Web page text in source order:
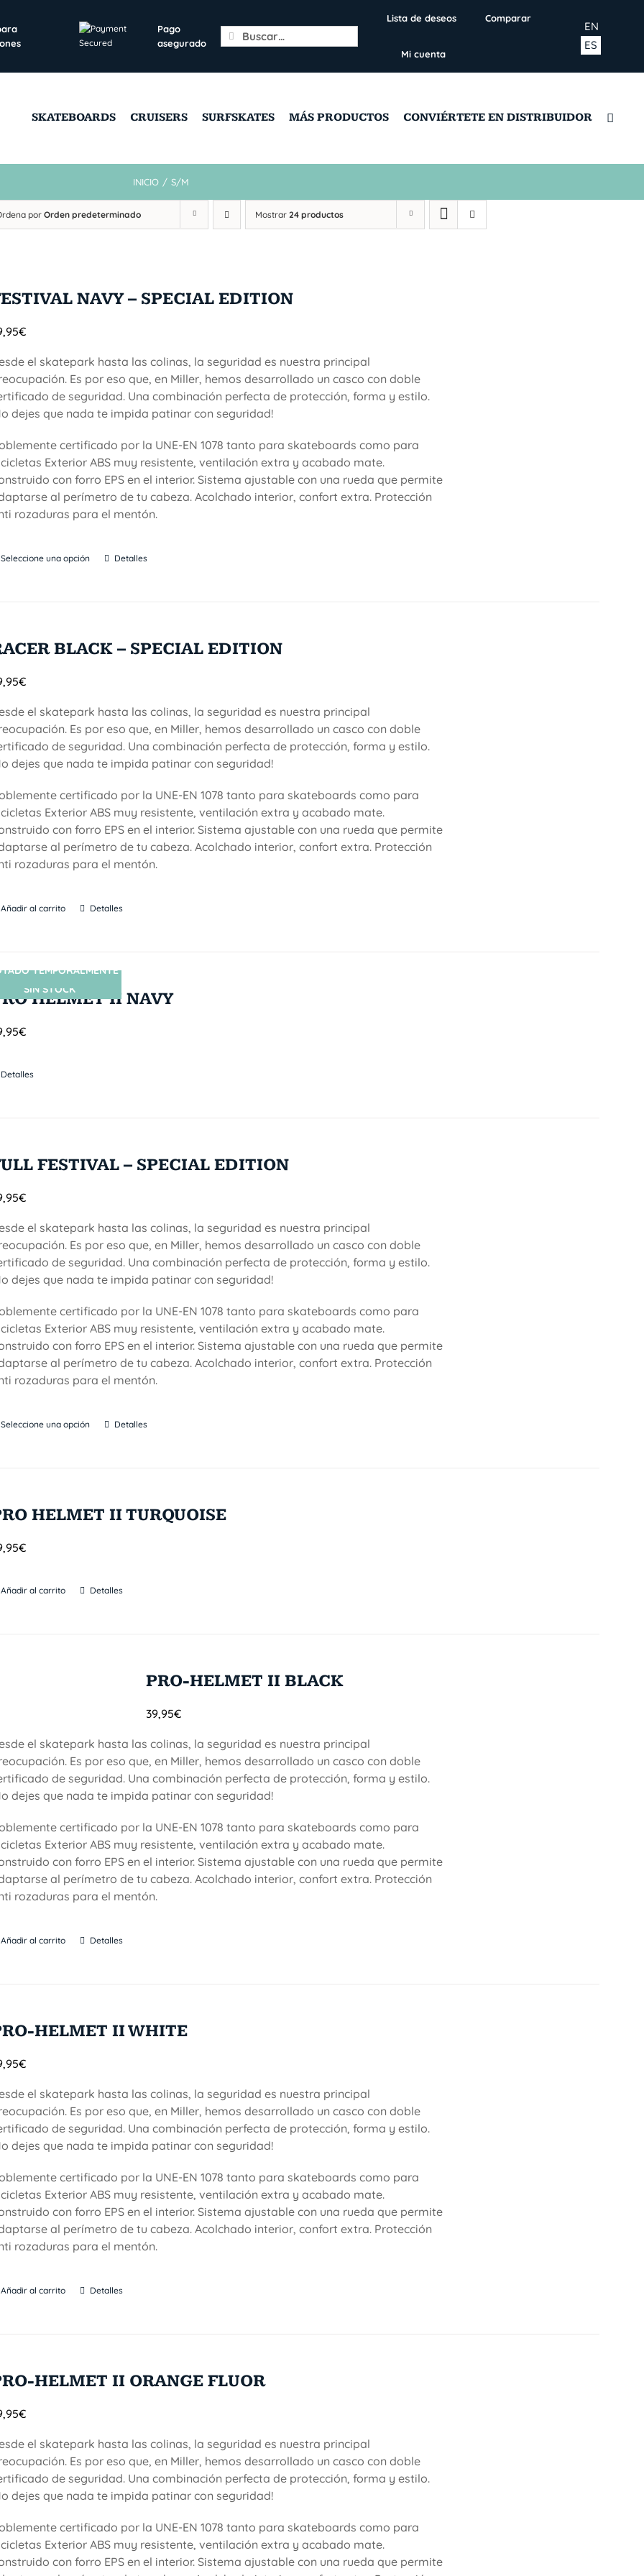
Pago
asegurado
Search
for:
Lista de deseos Comparar
Mi cuenta
ES
EN
SKATEBOARDS CRUISERS SURFSKATES MÁS PRODUCTOS CONVIÉRTETE EN DISTRIBUIDOR
INICIO / S/M
porOrden predeterminado Mostrar 24 productos
NAVY – SPECIAL EDITION
€
el skatepark hasta las colinas, la seguridad es nuestra principal
Es por eso que, en Miller, hemos desarrollado un casco con doble
de seguridad. Una combinación perfecta de protección, forma y estilo.
dejes que nada te impida patinar con seguridad!
certificado por la UNE-EN 1078 tanto para skateboards como para
Exterior ABS muy resistente, ventilación extra y acabado mate.
con forro EPS en el interior. Sistema ajustable con una rueda que permite
al perímetro de tu cabeza. Acolchado interior, confort extra. Protección
rozaduras para el mentón.
Seleccione una opción Detalles
BLACK – SPECIAL EDITION
€
el skatepark hasta las colinas, la seguridad es nuestra principal
Es por eso que, en Miller, hemos desarrollado un casco con doble
de seguridad. Una combinación perfecta de protección, forma y estilo.
dejes que nada te impida patinar con seguridad!
certificado por la UNE-EN 1078 tanto para skateboards como para
Exterior ABS muy resistente, ventilación extra y acabado mate.
con forro EPS en el interior. Sistema ajustable con una rueda que permite
al perímetro de tu cabeza. Acolchado interior, confort extra. Protección
rozaduras para el mentón.
Añadir al carrito Detalles
SIN STOCK
TEMPORALMENTE
HELMET II NAVY
€
Detalles
FESTIVAL – SPECIAL EDITION
€
el skatepark hasta las colinas, la seguridad es nuestra principal
Es por eso que, en Miller, hemos desarrollado un casco con doble
de seguridad. Una combinación perfecta de protección, forma y estilo.
dejes que nada te impida patinar con seguridad!
certificado por la UNE-EN 1078 tanto para skateboards como para
Exterior ABS muy resistente, ventilación extra y acabado mate.
con forro EPS en el interior. Sistema ajustable con una rueda que permite
al perímetro de tu cabeza. Acolchado interior, confort extra. Protección
rozaduras para el mentón.
Seleccione una opción Detalles
HELMET II TURQUOISE
€
Añadir al carrito Detalles
PRO-HELMET II BLACK
39,95€
el skatepark hasta las colinas, la seguridad es nuestra principal
Es por eso que, en Miller, hemos desarrollado un casco con doble
de seguridad. Una combinación perfecta de protección, forma y estilo.
dejes que nada te impida patinar con seguridad!
certificado por la UNE-EN 1078 tanto para skateboards como para
Exterior ABS muy resistente, ventilación extra y acabado mate.
con forro EPS en el interior. Sistema ajustable con una rueda que permite
al perímetro de tu cabeza. Acolchado interior, confort extra. Protección
rozaduras para el mentón.
Añadir al carrito Detalles
HELMET II WHITE
€
el skatepark hasta las colinas, la seguridad es nuestra principal
Es por eso que, en Miller, hemos desarrollado un casco con doble
de seguridad. Una combinación perfecta de protección, forma y estilo.
dejes que nada te impida patinar con seguridad!
certificado por la UNE-EN 1078 tanto para skateboards como para
Exterior ABS muy resistente, ventilación extra y acabado mate.
con forro EPS en el interior. Sistema ajustable con una rueda que permite
al perímetro de tu cabeza. Acolchado interior, confort extra. Protección
rozaduras para el mentón.
Añadir al carrito Detalles
HELMET II ORANGE FLUOR
€
el skatepark hasta las colinas, la seguridad es nuestra principal
Es por eso que, en Miller, hemos desarrollado un casco con doble
de seguridad. Una combinación perfecta de protección, forma y estilo.
dejes que nada te impida patinar con seguridad!
certificado por la UNE-EN 1078 tanto para skateboards como para
Exterior ABS muy resistente, ventilación extra y acabado mate.
con forro EPS en el interior. Sistema ajustable con una rueda que permite